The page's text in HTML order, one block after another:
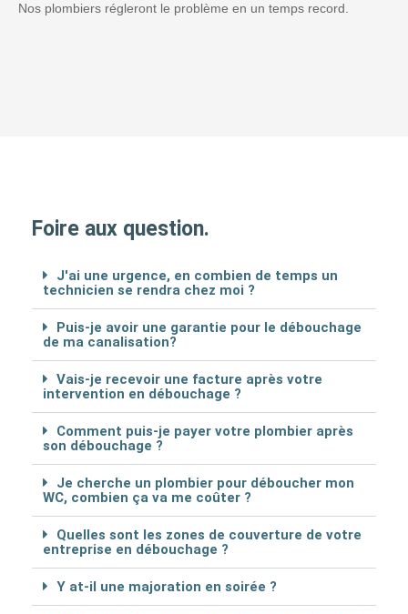
Nos plombiers régleront le problème en un temps record.
Foire aux question.
J'ai une urgence, en combien de temps un
technicien se rendra chez moi ?
Puis-je avoir une garantie pour le débouchage
de ma canalisation?
Vais-je recevoir une facture après votre
intervention en débouchage ?
Comment puis-je payer votre plombier après
son débouchage ?
Je cherche un plombier pour déboucher mon
WC, combien ça va me coûter ?
Quelles sont les zones de couverture de votre
entreprise en débouchage ?
Y at-il une majoration en soirée ?